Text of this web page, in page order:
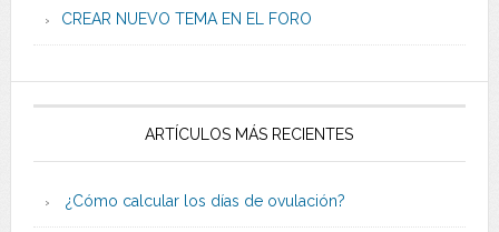
CREAR NUEVO TEMA EN EL FORO
ARTÍCULOS MÁS RECIENTES
¿Cómo calcular los días de ovulación?